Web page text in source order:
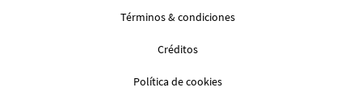
Términos & condiciones
Créditos
Política de cookies